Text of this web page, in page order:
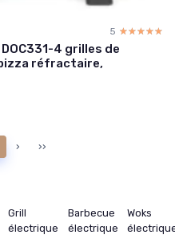
5 ☆☆☆☆☆
★★★★★
4 grilles de
réfractaire,
› ››
Grill
électrique
Barbecue
électrique
Woks